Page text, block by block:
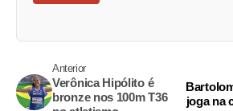
Anterior
Verônica Hipólito é
bronze nos 100m T36
joga na